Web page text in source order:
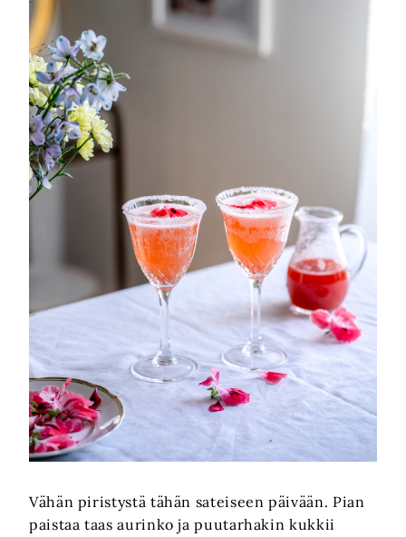
Vähän piristystä tähän sateiseen päivään. Pian
paistaa taas aurinko ja puutarhakin kukkii